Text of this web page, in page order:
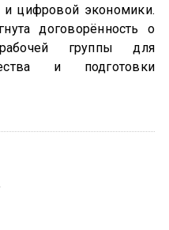
и цифровой экономики.
договорённость о
группы для
и подготовки